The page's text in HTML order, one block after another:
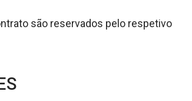
são reservados pelo respetivo